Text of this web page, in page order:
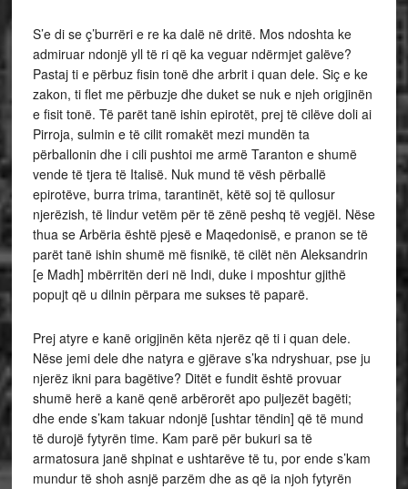
S’e di se ç’burrëri e re ka dalë në dritë. Mos ndoshta ke
admiruar ndonjë yll të ri që ka veguar ndërmjet galëve?
Pastaj ti e përbuz fisin tonë dhe arbrit i quan dele. Siç e ke
zakon, ti flet me përbuzje dhe duket se nuk e njeh origjinën
e fisit tonë. Të parët tanë ishin epirotët, prej të cilëve doli ai
Pirroja, sulmin e të cilit romakët mezi mundën ta
përballonin dhe i cili pushtoi me armë Taranton e shumë
vende të tjera të Italisë. Nuk mund të vësh përballë
epirotëve, burra trima, tarantinët, këtë soj të qullosur
njerëzish, të lindur vetëm për të zënë peshq të vegjël. Nëse
thua se Arbëria është pjesë e Maqedonisë, e pranon se të
parët tanë ishin shumë më fisnikë, të cilët nën Aleksandrin
[e Madh] mbërritën deri në Indi, duke i mposhtur gjithë
popujt që u dilnin përpara me sukses të paparë.
Prej atyre e kanë origjinën këta njerëz që ti i quan dele.
Nëse jemi dele dhe natyra e gjërave s’ka ndryshuar, pse ju
njerëz ikni para bagëtive? Ditët e fundit është provuar
shumë herë a kanë qenë arbërorët apo puljezët bagëti;
dhe ende s’kam takuar ndonjë [ushtar tëndin] që të mund
të durojë fytyrën time. Kam parë për bukuri sa të
armatosura janë shpinat e ushtarëve të tu, por ende s’kam
mundur të shoh asnjë parzëm dhe as që ia njoh fytyrën